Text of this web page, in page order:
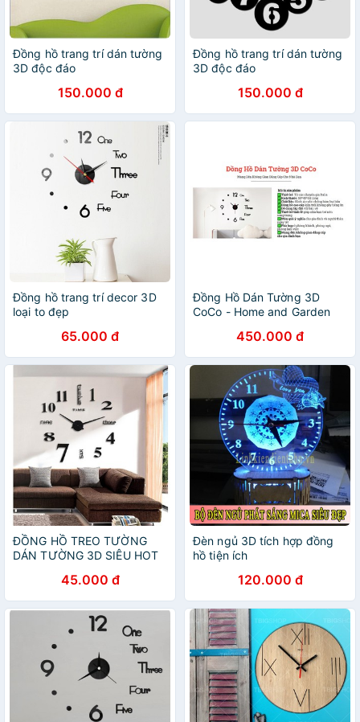
Đồng hồ trang trí dán tường
3D độc đáo
150.000 đ
Đồng hồ trang trí dán tường
3D độc đáo
150.000 đ
Đồng hồ trang trí decor 3D
loại to đẹp
65.000 đ
Đồng Hồ Dán Tường 3D
CoCo - Home and Garden
450.000 đ
ĐỒNG HỒ TREO TƯỜNG
DÁN TƯỜNG 3D SIÊU HOT
45.000 đ
Đèn ngủ 3D tích hợp đồng
hồ tiện ích
120.000 đ